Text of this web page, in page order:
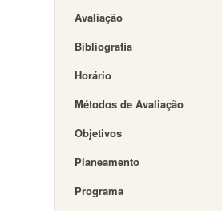
Avaliação
Bibliografia
Horário
Métodos de Avaliação
Objetivos
Planeamento
Programa